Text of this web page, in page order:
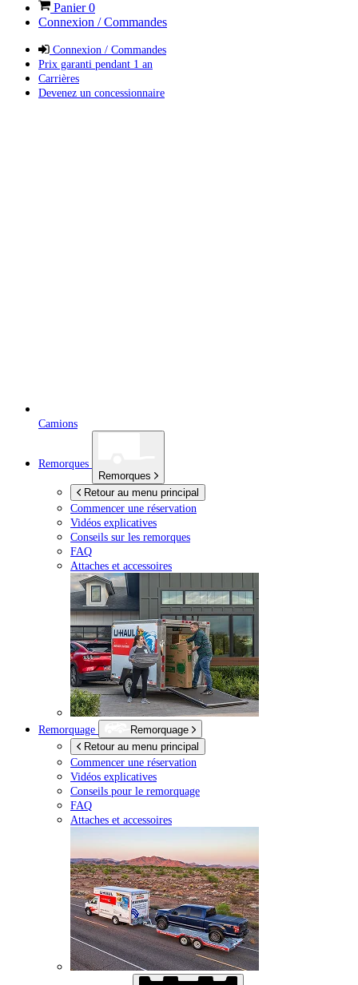
Panier0
Connexion / Commandes
Connexion / Commandes
Prix garanti pendant 1 an
Carrières
Devenez un concessionnaire
Camions
Remorques
Remorques
Retour au menu principal
Commencer une réservation
Vidéos explicatives
Conseils sur les remorques
FAQ
Attaches et accessoires
Remorquage
Remorquage
Retour au menu principal
Commencer une réservation
Vidéos explicatives
Conseils pour le remorquage
FAQ
Attaches et accessoires